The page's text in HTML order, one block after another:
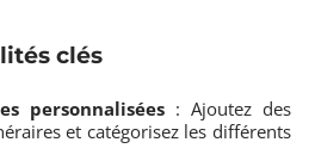
clés
personnalisées : Ajoutez des
et catégorisez les différents